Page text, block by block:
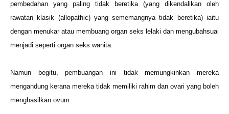
pembedahan yang paling tidak beretika (yang dikendalikan oleh
rawatan klasik (allopathic) yang sememangnya tidak beretika) iaitu
dengan menukar atau membuang organ seks lelaki dan mengubahsuai
menjadi seperti organ seks wanita.
Namun begitu, pembuangan ini tidak memungkinkan mereka
mengandung kerana mereka tidak memiliki rahim dan ovari yang boleh
menghasilkan ovum.